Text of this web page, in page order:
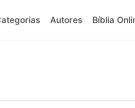
Autores Bíblia